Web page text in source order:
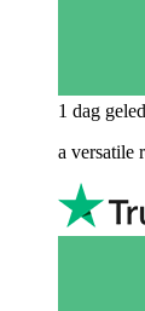
1 dag
a versatile